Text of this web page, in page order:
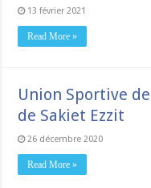
13 février 2021
Read More »
Union Sportive
de Sakiet Ezzit
26 décembre 2020
Read More »